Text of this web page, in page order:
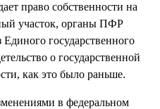
право собственности на
участок, органы ПФР
государственного
о государственной
как это было раньше.
в федеральном